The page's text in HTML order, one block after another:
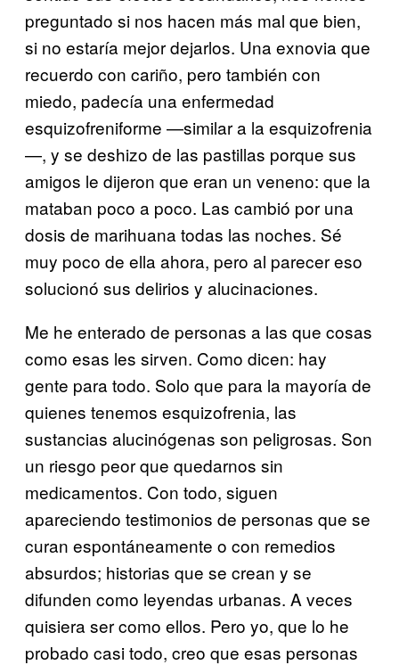
preguntado si nos hacen más mal que bien,
si no estaría mejor dejarlos. Una exnovia que
recuerdo con cariño, pero también con
miedo, padecía una enfermedad
esquizofreniforme —similar a la esquizofrenia
—, y se deshizo de las pastillas porque sus
amigos le dijeron que eran un veneno: que la
mataban poco a poco. Las cambió por una
dosis de marihuana todas las noches. Sé
muy poco de ella ahora, pero al parecer eso
solucionó sus delirios y alucinaciones.
Me he enterado de personas a las que cosas
como esas les sirven. Como dicen: hay
gente para todo. Solo que para la mayoría de
quienes tenemos esquizofrenia, las
sustancias alucinógenas son peligrosas. Son
un riesgo peor que quedarnos sin
medicamentos. Con todo, siguen
apareciendo testimonios de personas que se
curan espontáneamente o con remedios
absurdos; historias que se crean y se
difunden como leyendas urbanas. A veces
quisiera ser como ellos. Pero yo, que lo he
probado casi todo, creo que esas personas